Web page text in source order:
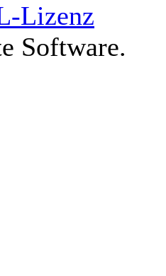
Lizenz
Software.